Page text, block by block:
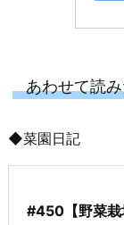
あわせて読
◆菜園日記
#450【野菜栽